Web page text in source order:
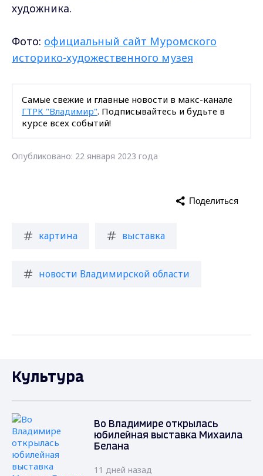
художника.
Фото: официальный сайт Муромского
историко-художественного музея
Самые свежие и главные новости в макс-канале
ГТРК "Владимир". Подписывайтесь и будьте в
курсе всех событий!
Опубликовано: 22 января 2023 года
картина выставка
новости Владимирской области
Поделиться
Культура
Во Владимире открылась
юбилейная выставка Михаила
Белана
11 дней назад